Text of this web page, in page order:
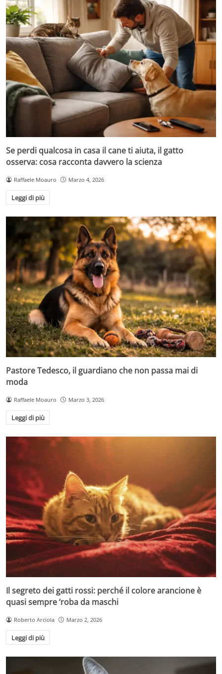
Se perdi qualcosa in casa il cane ti aiuta, il gatto
osserva: cosa racconta davvero la scienza
Raffaele Moauro Marzo 4, 2026
Leggi di più
Pastore Tedesco, il guardiano che non passa mai di
moda
Raffaele Moauro Marzo 3, 2026
Leggi di più
Il segreto dei gatti rossi: perché il colore arancione è
quasi sempre ‘roba da maschi
Roberto Arciola Marzo 2, 2026
Leggi di più